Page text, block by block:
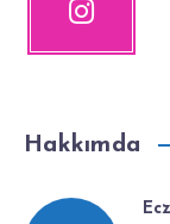
Hakkımda